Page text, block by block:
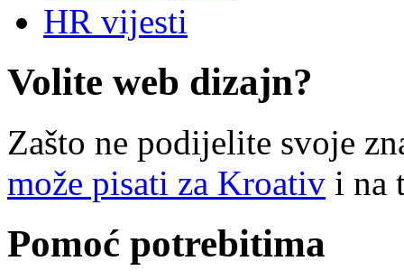
HR vijesti
Volite web dizajn?
Zašto ne podijelite svoje
može pisati za Kroativ i na
Pomoć potrebitima